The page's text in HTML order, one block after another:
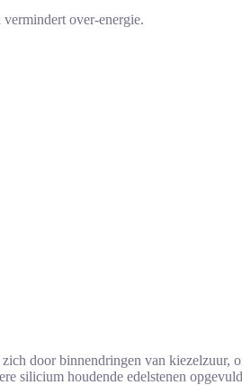
over-energie.
door binnendringen van kiezelzuur,
silicium houdende edelstenen